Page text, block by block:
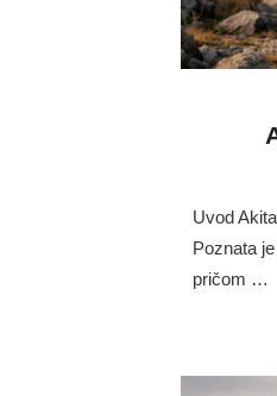
Uvod
Poznata
pričom …